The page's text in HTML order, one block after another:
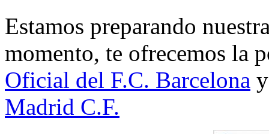
Estamos preparando
momento, te ofrecemos la
Oficial del F.C. Barcelona
Madrid C.F.